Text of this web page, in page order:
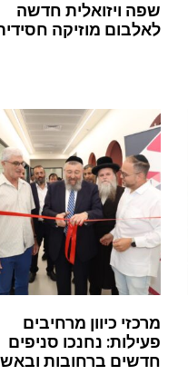
שפה ויזואלית חדשה
לאלבום מוזיקה
מרכזי כיוון מרחיבים
פעילות: נחנכו סניפים
חדשים ברחובות